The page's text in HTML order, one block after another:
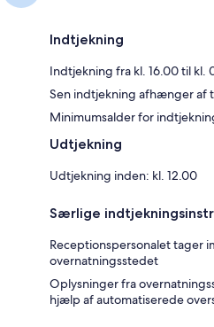
Indtjekning
Indtjekning fra kl. 16.00 til kl.
Sen indtjekning afhænger
Minimumsalder for
Udtjekning
Udtjekning inden: kl. 12.00
Særlige
Receptionspersonalet tager
overnatningsstedet
Oplysninger fra
hjælp af automatiserede